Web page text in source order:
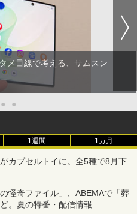
メ目線で考える、サムスン
● ●
1週間 1カ月
カプセルトイに。全5種で8月下
怪奇ファイル」、ABEMAで「葬
。夏の特番・配信情報